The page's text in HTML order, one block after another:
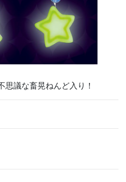
思議な畜晃ねんど入り！